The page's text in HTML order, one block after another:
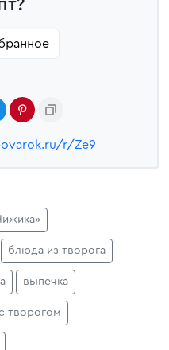
r/Ze9
блюда из творога
выпечка
творогом